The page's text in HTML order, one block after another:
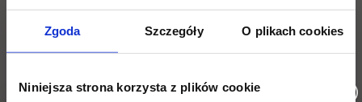
Zgoda Szczegóły O plikach cookies
Niniejsza strona korzysta z plików cookie